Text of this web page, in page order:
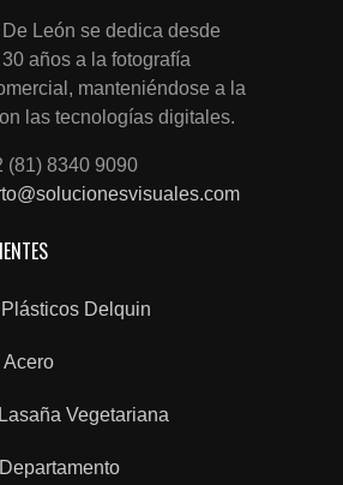
León se dedica desde
años a la fotografía
manteniéndose a la
las tecnologías digitales.
(81) 8340 9090
Delquin
Acero
Vegetariana